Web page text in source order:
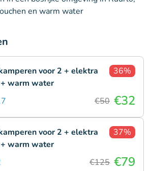
en warm water
voor 2 + elektra
warm water
36%
€50 €32
voor 2 + elektra
warm water
37%
€125 €79